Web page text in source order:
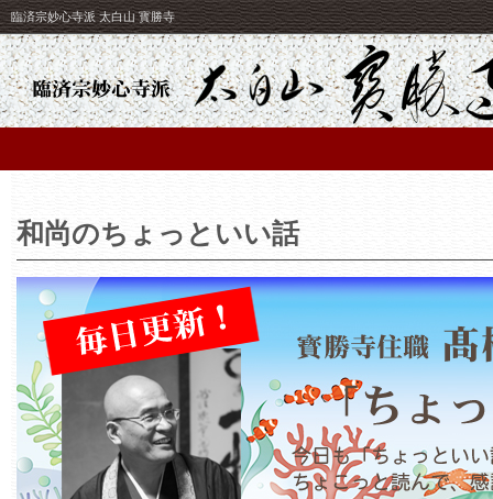
臨済宗妙心寺派 太白山 寳勝寺
和尚のちょっといい話